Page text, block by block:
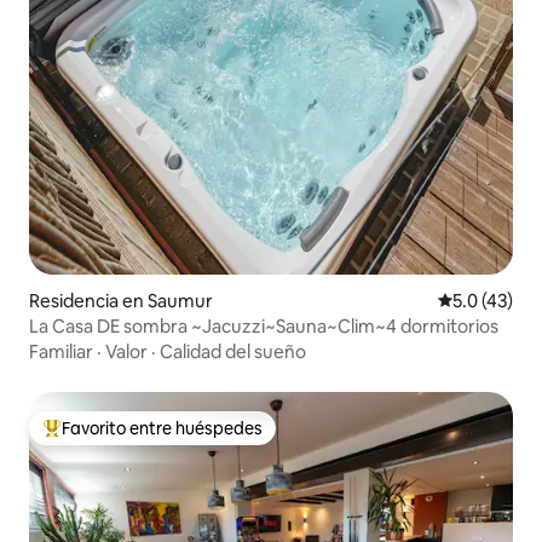
Residencia en Saumur Calificación
5.0 (43)
La Casa DE sombra ~Jacuzzi~Sauna~Clim~4 dormitorios
Familiar · Valor · Calidad del sueño
De los mejores en Favorito entre huéspedes
Favorito entre huéspedes